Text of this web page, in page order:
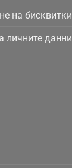
на бисквитки
личните данни